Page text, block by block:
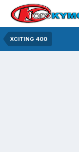
XCITING 400